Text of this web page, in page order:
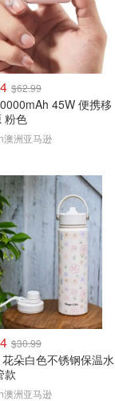
$62.99
45W 便携移
粉色
澳洲亚马逊
$30.99
朵白色不锈钢保温水
款
澳洲亚马逊